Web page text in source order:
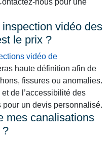
vidéo des
le prix ?
vidéo de
haute définition afin de
fissures ou anomalies.
de l’accessibilité des
un devis personnalisé.
mes canalisations
?